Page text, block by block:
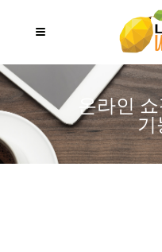
온라인
기